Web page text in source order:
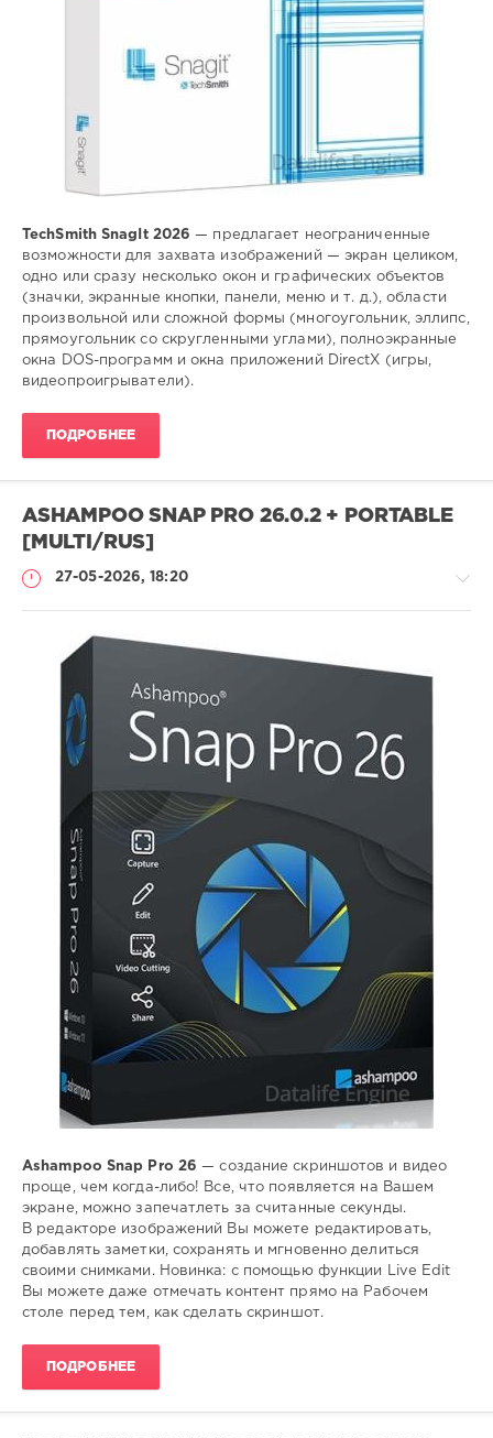
TechSmith SnagIt 2026 — предлагает неограниченные
возможности для захвата изображений — экран целиком,
одно или сразу несколько окон и графических объектов
(значки, экранные кнопки, панели, меню и т. д.), области
произвольной или сложной формы (многоугольник, эллипс,
прямоугольник со скругленными углами), полноэкранные
окна DOS-программ и окна приложений DirectX (игры,
видеопроигрыватели).
ПОДРОБНЕЕ
ASHAMPOO SNAP PRO 26.0.2 + PORTABLE
[MULTI/RUS]
27-05-2026, 18:20
Софт
SamDel
53
захват
,
запись,
видео
экрана
Ashampoo Snap Pro 26 — создание скриншотов и видео
проще, чем когда-либо! Все, что появляется на Вашем
экране, можно запечатлеть за считанные секунды.
В редакторе изображений Вы можете редактировать,
добавлять заметки, сохранять и мгновенно делиться
своими снимками. Новинка: с помощью функции Live Edit
Вы можете даже отмечать контент прямо на Рабочем
столе перед тем, как сделать скриншот.
ПОДРОБНЕЕ